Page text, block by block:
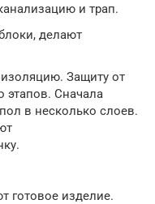
и трап.
делают
Защиту от
этапов. Сначала
в несколько слоев.
готовое изделие.